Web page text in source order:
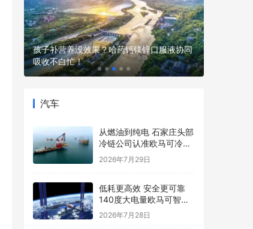
孩子补营养没效果？哈药钙镁锌口服液协同
吸收不白忙！
汽车
从燃油到纯电 石家庄头部
冷链公司认准欧马可冷藏
车
2026年7月29日
低耗更高效 安全更可靠
140度大电量欧马可智蓝
ES1纯电轻卡怀挡新品亮
2026年7月28日